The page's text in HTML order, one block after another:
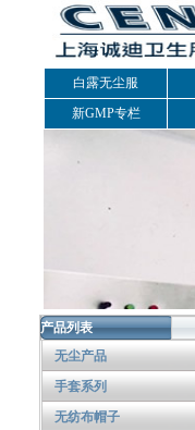
白露无尘服
新GMP专栏
产品列表
无尘产品
手套系列
无纺布帽子